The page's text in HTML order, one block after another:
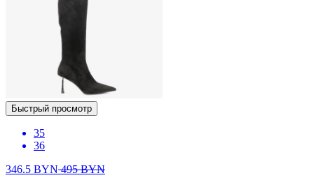
Быстрый просмотр
35
36
346.5 BYN495BYN